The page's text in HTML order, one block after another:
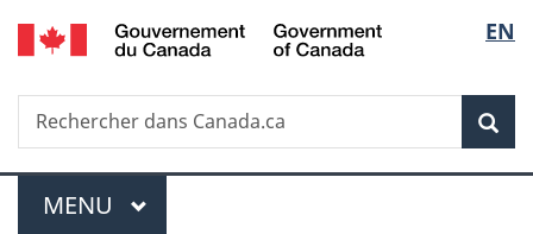
Passer
au
principal
de
la
EN
Recherche
Rechercher
dans
Menu
MENU PRINCIPAL